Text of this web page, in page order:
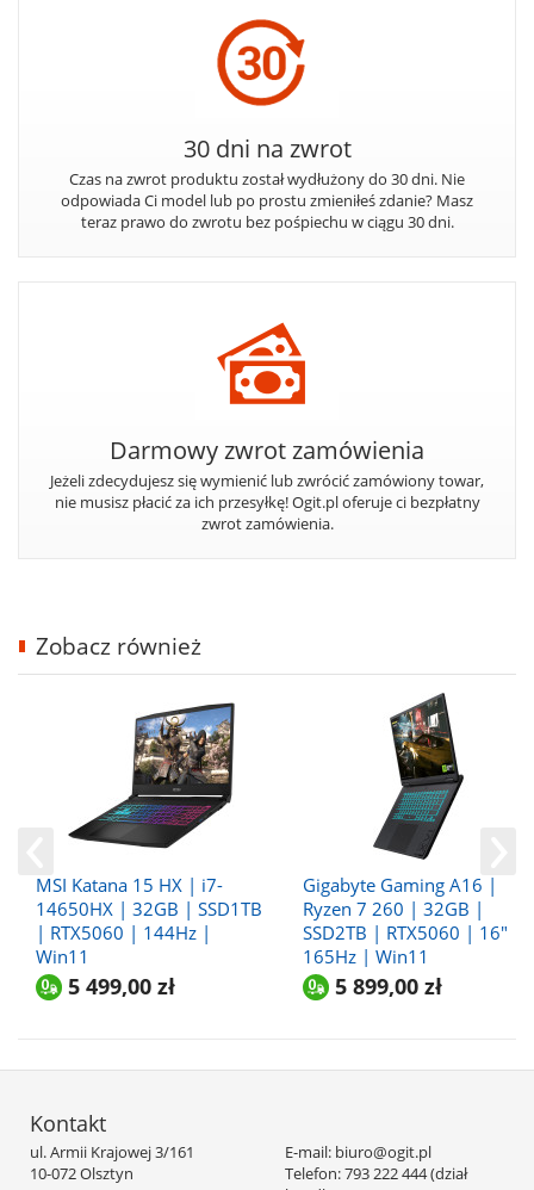
30 dni na zwrot
Czas na zwrot produktu został wydłużony do 30 dni. Nie
odpowiada Ci model lub po prostu zmieniłeś zdanie? Masz
teraz prawo do zwrotu bez pośpiechu w ciągu 30 dni.
Darmowy zwrot zamówienia
Jeżeli zdecydujesz się wymienić lub zwrócić zamówiony towar,
nie musisz płacić za ich przesyłkę! Ogit.pl oferuje ci bezpłatny
zwrot zamówienia.
Zobacz również
MSI Katana 15 HX | i7-
14650HX | 32GB | SSD1TB
| RTX5060 | 144Hz |
Win11
5 499,00 zł
Gigabyte Gaming A16 |
Ryzen 7 260 | 32GB |
SSD2TB | RTX5060 | 16"
165Hz | Win11
5 899,00 zł
Kontakt
ul. Armii Krajowej 3/161
10-072 Olsztyn
E-mail: biuro@ogit.pl
Telefon: 793 222 444 (dział